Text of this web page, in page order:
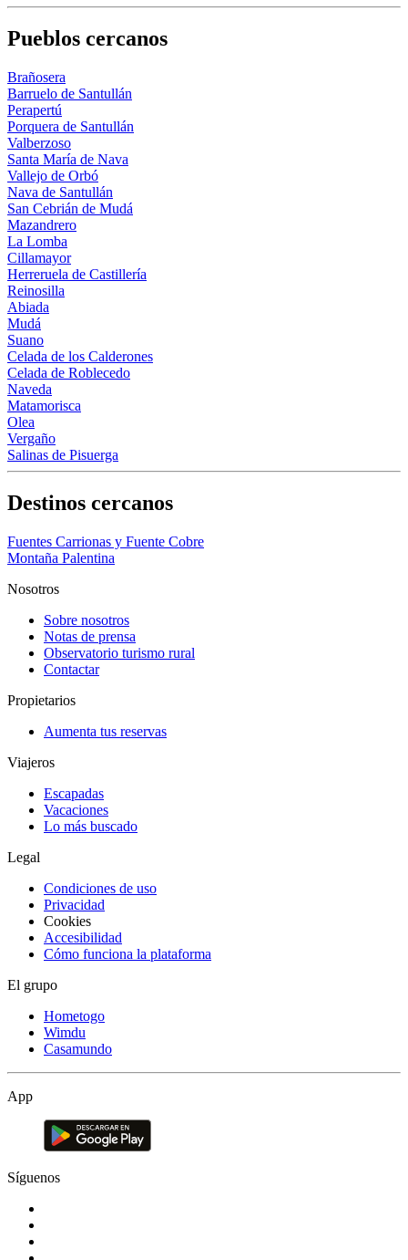
Pueblos cercanos
Brañosera
Barruelo de Santullán
Perapertú
Porquera de Santullán
Valberzoso
Santa María de Nava
Vallejo de Orbó
Nava de Santullán
San Cebrián de Mudá
Mazandrero
La Lomba
Cillamayor
Herreruela de Castillería
Reinosilla
Abiada
Mudá
Suano
Celada de los Calderones
Celada de Roblecedo
Naveda
Matamorisca
Olea
Vergaño
Salinas de Pisuerga
Destinos cercanos
Fuentes Carrionas y Fuente Cobre
Montaña Palentina
Nosotros
Sobre nosotros
Notas de prensa
Observatorio turismo rural
Contactar
Propietarios
Aumenta tus reservas
Viajeros
Escapadas
Vacaciones
Lo más buscado
Legal
Condiciones de uso
Privacidad
Cookies
Accesibilidad
Cómo funciona la plataforma
El grupo
Hometogo
Wimdu
Casamundo
App
Síguenos